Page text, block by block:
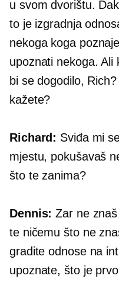
u svom dvorištu.
to je izgradnja
nekoga koga
upoznati nekoga.
bi se dogodilo,
kažete?
Richard: Sviđa mi
mjestu, pokušavaš
što te zanima?
Dennis: Zar ne
te ničemu što ne
gradite odnose na
upoznate, što je